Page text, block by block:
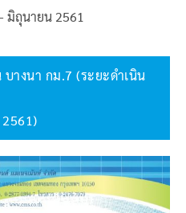
มิถุนายน 2561
างนา กม.7 (ระยะดำเนิน